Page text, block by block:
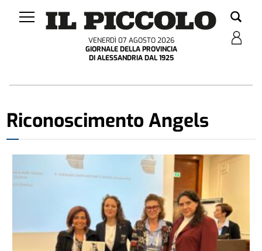
VENERDÌ 07 AGOSTO 2026
GIORNALE DELLA PROVINCIA
DI ALESSANDRIA DAL 1925
Riconoscimento Angels